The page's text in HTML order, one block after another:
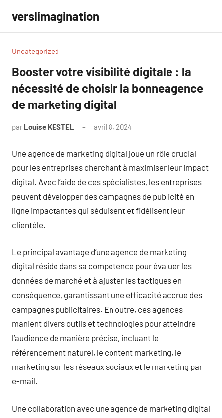
contenu
verslimagination
Uncategorized
Booster votre visibilité digitale : la
nécessité de choisir la bonneagence
de marketing digital
par Louise KESTEL avril 8, 2024
Une agence de marketing digital joue un rôle crucial
pour les entreprises cherchant à maximiser leur impact
digital. Avec l’aide de ces spécialistes, les entreprises
peuvent développer des campagnes de publicité en
ligne impactantes qui séduisent et fidélisent leur
clientèle.
Le principal avantage d’une agence de marketing
digital réside dans sa compétence pour évaluer les
données de marché et à ajuster les tactiques en
conséquence, garantissant une efficacité accrue des
campagnes publicitaires. En outre, ces agences
manient divers outils et technologies pour atteindre
l’audience de manière précise, incluant le
référencement naturel, le content marketing, le
marketing sur les réseaux sociaux et le marketing par
e-mail.
Une collaboration avec une agence de marketing digital